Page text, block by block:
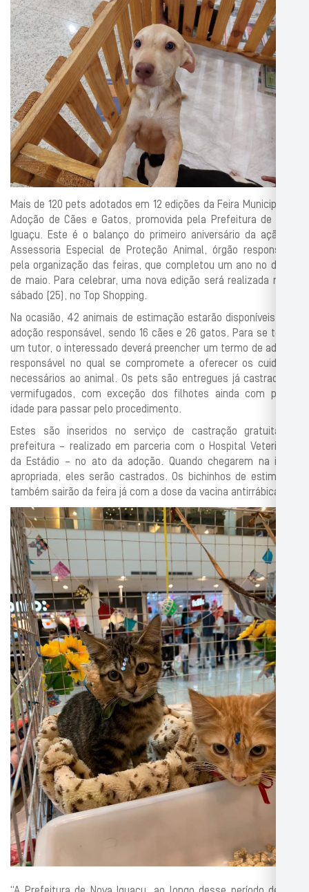
Mais de 120 pets adotados em 12 edições da Feira Municipal de
Adoção de Cães e Gatos, promovida pela Prefeitura de Nova
Iguaçu. Este é o balanço do primeiro aniversário da ação da
Assessoria Especial de Proteção Animal, órgão responsável
pela organização das feiras, que completou um ano no dia 20
de maio. Para celebrar, uma nova edição será realizada neste
sábado (25), no Top Shopping.
Na ocasião, 42 animais de estimação estarão disponíveis para
adoção responsável, sendo 16 cães e 26 gatos. Para se tornar
um tutor, o interessado deverá preencher um termo de adoção
responsável no qual se compromete a oferecer os cuidados
necessários ao animal. Os pets são entregues já castrados e
vermifugados, com exceção dos filhotes ainda com pouca
idade para passar pelo procedimento.
Estes são inseridos no serviço de castração gratuita da
prefeitura – realizado em parceria com o Hospital Veterinário
da Estádio – no ato da adoção. Quando chegarem na idade
apropriada, eles serão castrados. Os bichinhos de estimação
também sairão da feira já com a dose da vacina antirrábica.